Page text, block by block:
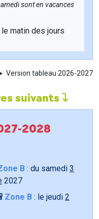
sont en vacances
matin des jours
Version tableau 2026-2027
suivants
2028
B : du samedi 3
2027
Zone B : le jeudi 2